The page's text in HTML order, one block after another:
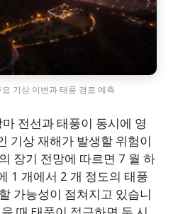
기상 이변과 태풍 경로 예측
전선과 태풍이 동시에 영
기상 재해가 발생할 위험이
장기 전망에 따르면 7 월 하
1 개에서 2 개 정도의 태풍
가능성이 점쳐지고 있습니